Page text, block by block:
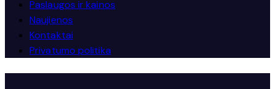
Paslaugos ir kainos
Naujienos
Kontaktai
Privatumo politika